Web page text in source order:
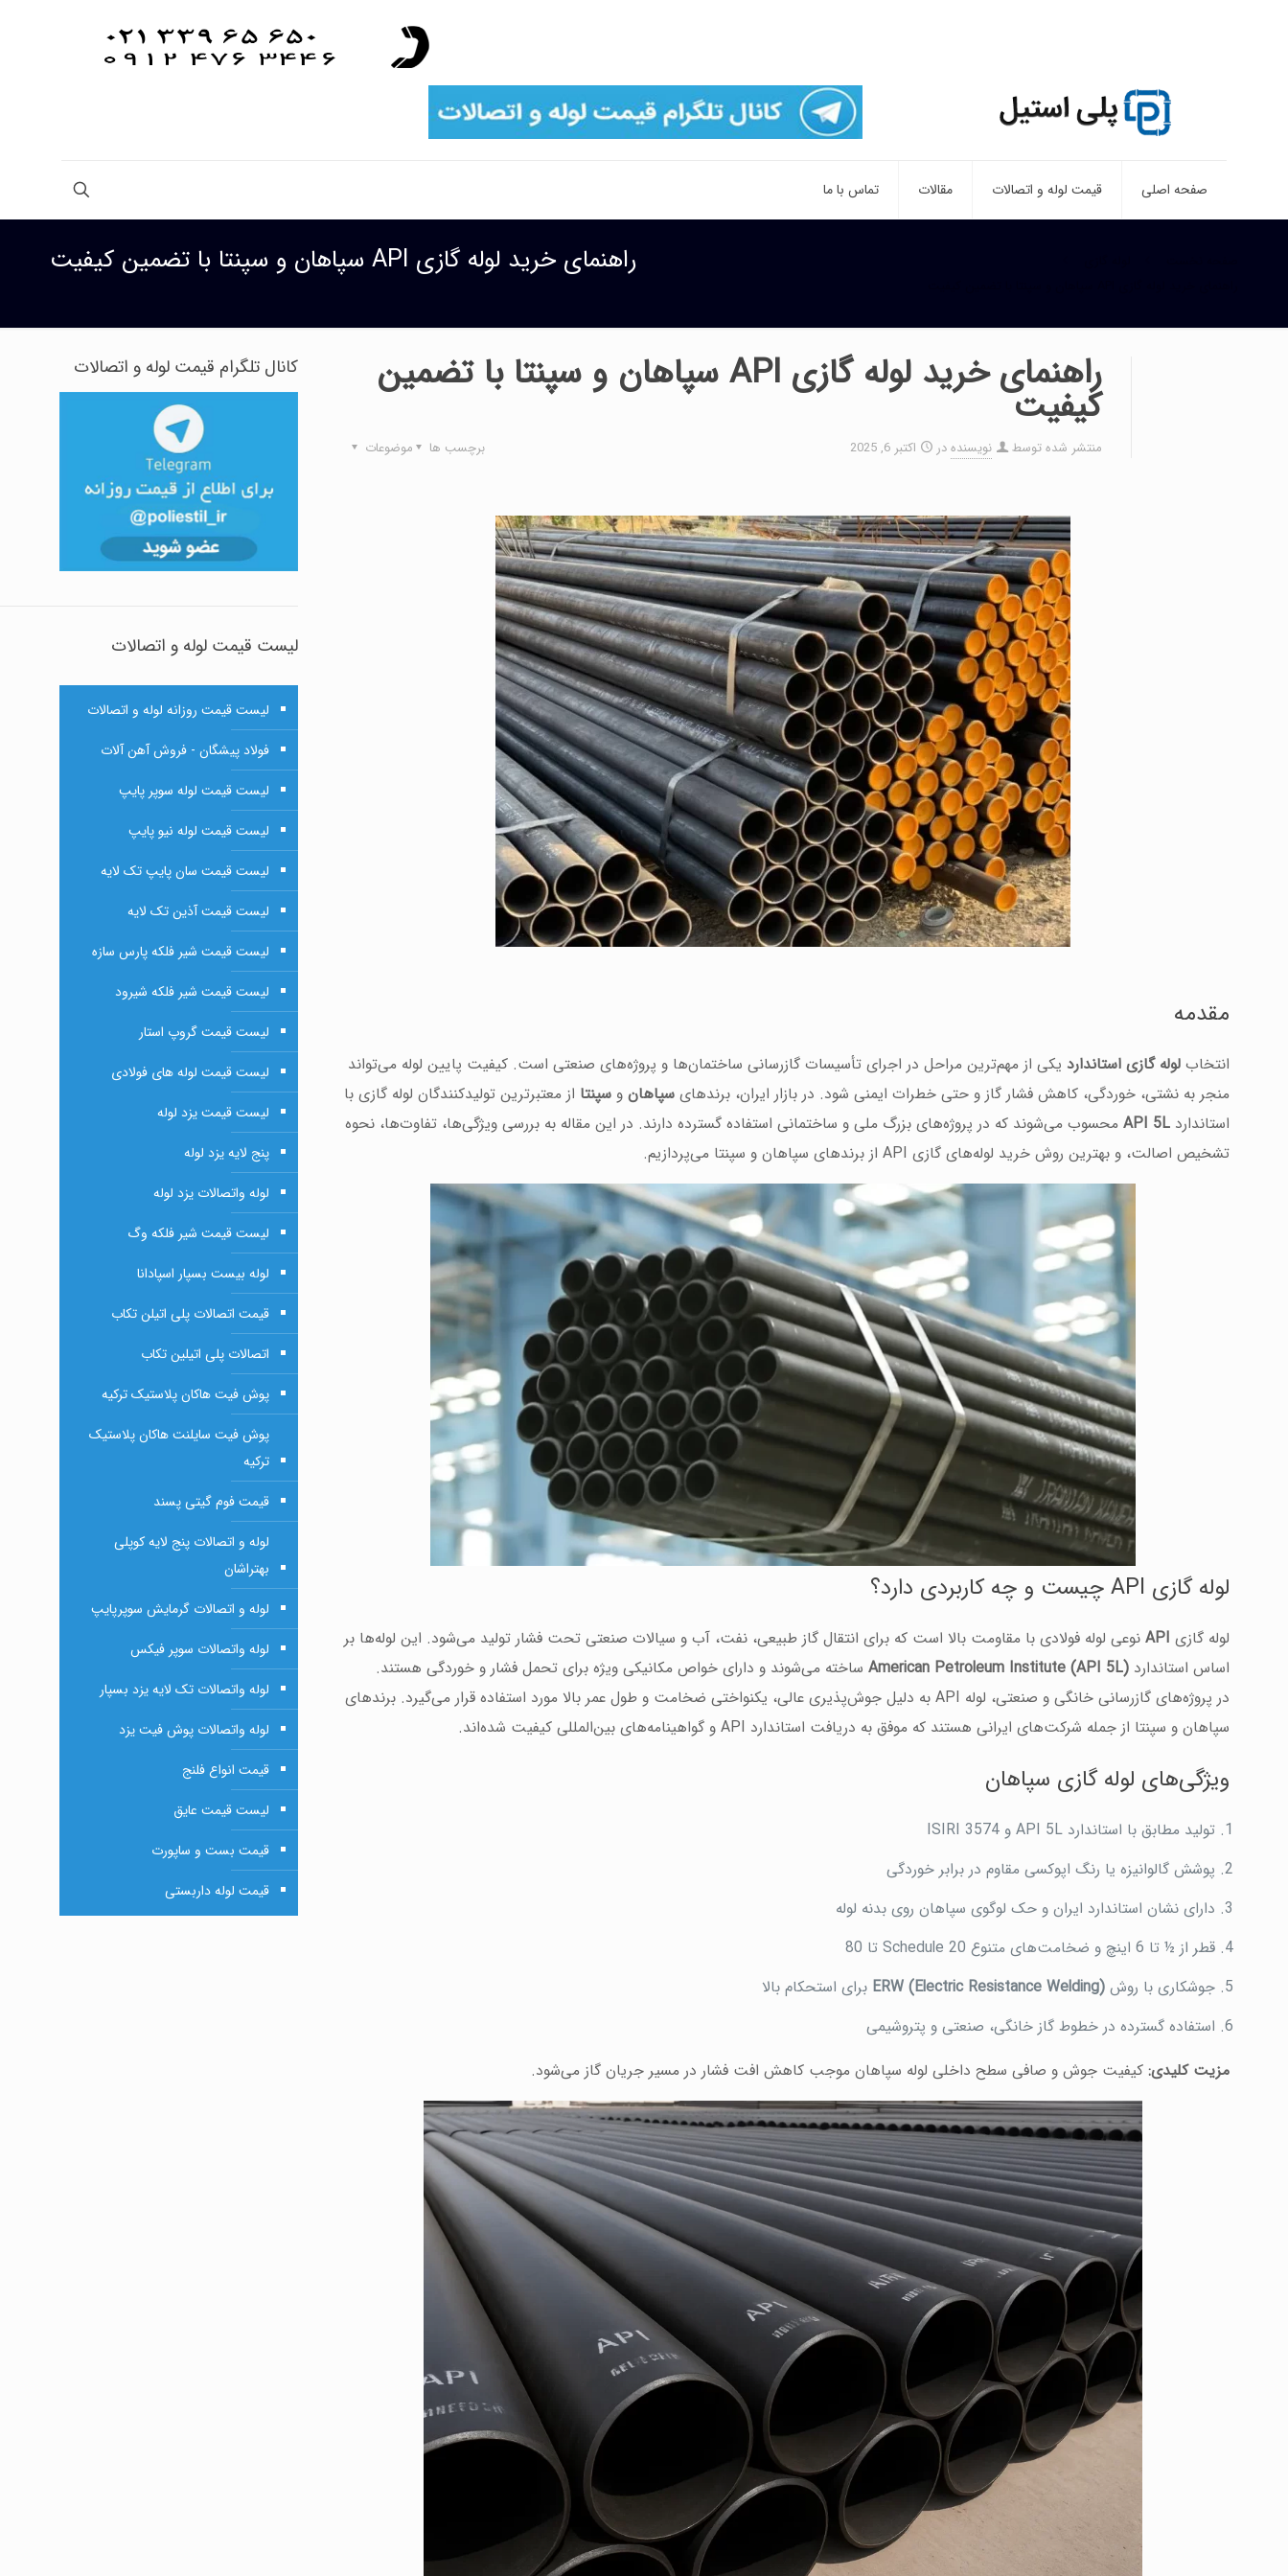
صفحه اصلی قیمت لوله و اتصالات مقالات تماس با ما
راهنمای خرید لوله گازی API سپاهان و سپنتا با تضمین کیفیت
راهنمای خرید لوله گازی API سپاهان و سپنتا با تضمین
کیفیت
منتشر شده توسط نویسندهدر اکتبر 6, 2025 موضوعات برچسب ها
مقدمه
انتخابلوله گازی استاندارد یکی از مهم‌ترین مراحل در اجرای تأسیسات گازرسانی ساختمان‌ها و پروژه‌های صنعتی است. کیفیت پایین لوله می‌تواند
منجر به نشتی، خوردگی، کاهش فشار گاز و حتی خطرات ایمنی شود. در بازار ایران، برندهایسپاهان وسپنتا از معتبرترین تولیدکنندگان لوله گازی با
استانداردAPI 5L محسوب می‌شوند که در پروژه‌های بزرگ ملی و ساختمانی استفاده گسترده دارند. در این مقاله به بررسی ویژگی‌ها، تفاوت‌ها، نحوه
تشخیص اصالت، و بهترین روش خرید لوله‌های گازی API از برندهای سپاهان و سپنتا می‌پردازیم.
لوله گازی API چیست و چه کاربردی دارد؟
لوله گازی API نوعی لوله فولادی با مقاومت بالا است که برای انتقال گاز طبیعی، نفت، آب و سیالات صنعتی تحت فشار تولید می‌شود. این لوله‌ها بر
اساس استانداردAmerican Petroleum Institute (API 5L) ساخته می‌شوند و دارای خواص مکانیکی ویژه برای تحمل فشار و خوردگی هستند.
در پروژه‌های گازرسانی خانگی و صنعتی، لوله API به دلیل جوش‌پذیری عالی، یکنواختی ضخامت و طول عمر بالا مورد استفاده قرار می‌گیرد. برندهای
سپاهان و سپنتا از جمله شرکت‌های ایرانی هستند که موفق به دریافت استاندارد API و گواهینامه‌های بین‌المللی کیفیت شده‌اند.
ویژگی‌های لوله گازی سپاهان
تولید مطابق با استاندارد API 5L و ISIRI 3574
پوشش گالوانیزه یا رنگ اپوکسی مقاوم در برابر خوردگی
دارای نشان استاندارد ایران و حک لوگوی سپاهان روی بدنه لوله
قطر از ½ تا 6 اینچ و ضخامت‌های متنوع Schedule 20 تا 80
جوشکاری با روشERW (Electric Resistance Welding) برای استحکام بالا
استفاده گسترده در خطوط گاز خانگی، صنعتی و پتروشیمی
مزیت کلیدی: کیفیت جوش و صافی سطح داخلی لوله سپاهان موجب کاهش افت فشار در مسیر جریان گاز می‌شود.
کانال تلگرام قیمت لوله و اتصالات
لیست قیمت لوله و اتصالات
لیست قیمت روزانه لوله و اتصالات
فولاد پیشگان - فروش آهن آلات
لیست قیمت لوله سوپر پایپ
لیست قیمت لوله نیو پایپ
لیست قیمت سان پایپ تک لایه
لیست قیمت آذین تک لایه
لیست قیمت شیر فلکه پارس سازه
لیست قیمت شیر فلکه شیرود
لیست قیمت گروپ استار
لیست قیمت لوله های فولادی
لیست قیمت یزد لوله
پنج لایه یزد لوله
لوله واتصالات یزد لوله
لیست قیمت شیر فلکه وگ
لوله بیست بسپار اسپادانا
قیمت اتصالات پلی اتیلن تکاب
اتصالات پلی اتیلین تکاب
پوش فیت هاکان پلاستیک ترکیه
پوش فیت سایلنت هاکان پلاستیک
ترکیه
قیمت فوم گیتی پسند
لوله و اتصالات پنج لایه کوپلی
بهتراشان
لوله و اتصالات گرمایش سوپرپایپ
لوله واتصالات سوپر فیکس
لوله واتصالات تک لایه یزد بسپار
لوله واتصالات پوش فیت یزد
قیمت انواع فلنج
لیست قیمت عایق
قیمت بست و ساپورت
قیمت لوله داربستی